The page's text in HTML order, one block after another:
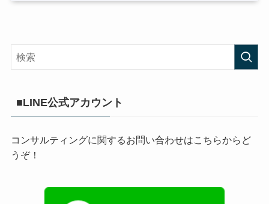
■LINE公式アカウント
コンサルティングに関するお問い合わせはこちらからど
うぞ！